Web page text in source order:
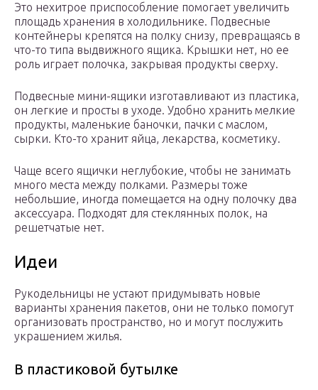
Это нехитрое приспособление помогает увеличить
площадь хранения в холодильнике. Подвесные
контейнеры крепятся на полку снизу, превращаясь в
что-то типа выдвижного ящика. Крышки нет, но ее
роль играет полочка, закрывая продукты сверху.
Подвесные мини-ящики изготавливают из пластика,
он легкие и просты в уходе. Удобно хранить мелкие
продукты, маленькие баночки, пачки с маслом,
сырки. Кто-то хранит яйца, лекарства, косметику.
Чаще всего ящички неглубокие, чтобы не занимать
много места между полками. Размеры тоже
небольшие, иногда помещается на одну полочку два
аксессуара. Подходят для стеклянных полок, на
решетчатые нет.
Идеи
Рукодельницы не устают придумывать новые
варианты хранения пакетов, они не только помогут
организовать пространство, но и могут послужить
украшением жилья.
В пластиковой бутылке